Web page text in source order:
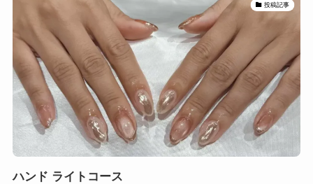
投稿記事
ハンド ライトコース